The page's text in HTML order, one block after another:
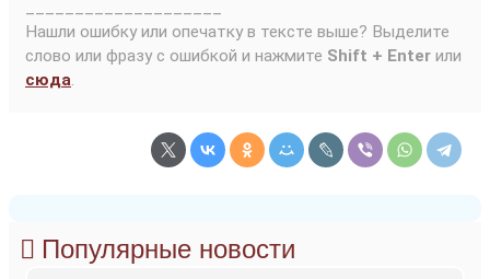
Нашли ошибку или опечатку в тексте выше? Выделите
слово или фразу с ошибкой и нажмите Shift + Enter или
сюда
Популярные новости